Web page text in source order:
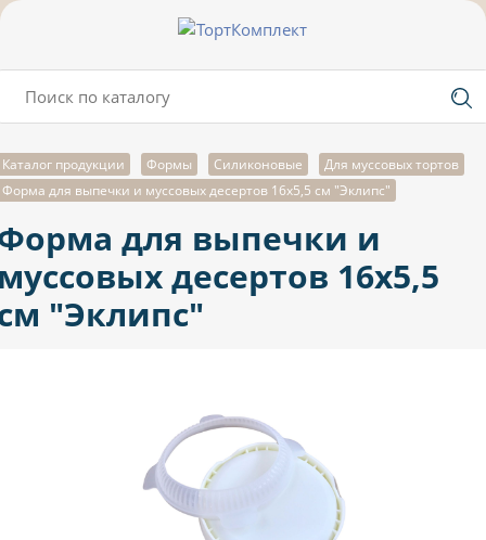
Каталог продукции Формы Силиконовые
Для муссовых тортов
Форма для выпечки и муссовых десертов 16х5,5 см "Эклипс"
для выпечки и
десертов 16х5,5
"Эклипс"